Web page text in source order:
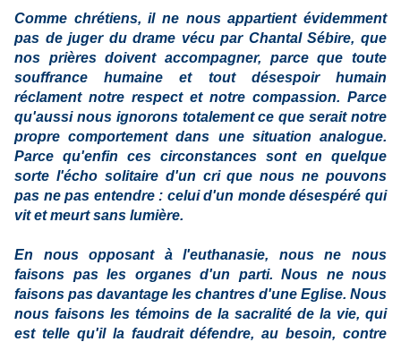
Comme chrétiens, il ne nous appartient évidemment
pas de juger du drame vécu par Chantal Sébire, que
nos prières doivent accompagner, parce que toute
souffrance humaine et tout désespoir humain
réclament notre respect et notre compassion. Parce
qu'aussi nous ignorons totalement ce que serait notre
propre comportement dans une situation analogue.
Parce qu'enfin ces circonstances sont en quelque
sorte l'écho solitaire d'un cri que nous ne pouvons
pas ne pas entendre : celui d'un monde désespéré qui
vit et meurt sans lumière.
En nous opposant à l'euthanasie, nous ne nous
faisons pas les organes d'un parti. Nous ne nous
faisons pas davantage les chantres d'une Eglise. Nous
nous faisons les témoins de la sacralité de la vie, qui
est telle qu'il la faudrait défendre, au besoin, contre